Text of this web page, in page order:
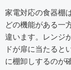
家電対応の食器棚
どの機能がある一
違います。レンジ
ドが扉に当たると
に棚卸しするのが